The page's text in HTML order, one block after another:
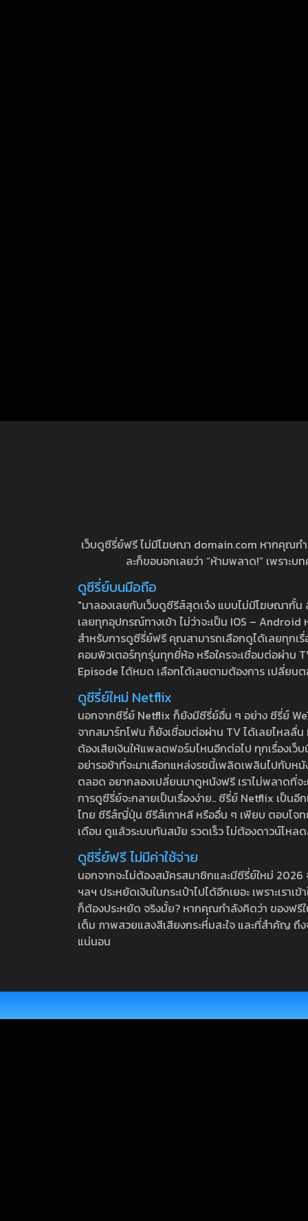
เว็บดูซีรี่ย์ฟรี ไม่มีโฆษณา domain.com หากคุณก
ละก็ขอบอกเลยว่า “ห้ามพลาด!” เพราะ
ดูซีรี่ย์บนมือถือ
"มาลองเลยกับเว็บดูซีรีส์สุดเจ๋ง แบบไม่มีโฆษณากั้
เลยทุกอุปกรณ์ทางเข้า ไม่ว่าจะเป็น IOS –
สำหรับการดูซีรี่ย์ฟรี คุณสามารถเลือกดูได้เลยทุกเ
คอมพิวเตอร์ทุกรุ่นทุกยี่ห้อ หรือใครจะเชื่อมต่อผ่าน
Episode ได้หมด เลือกได้เลยตามต้องการ เปลี่ยน
ดูซีรี่ย์ใหม่ Netflix
นอกจากซีรี่ย์ Netflix ก็ยังมีซีรี่ย์อื่น ๆ อย่าง ซีรี่ย์
จากสมาร์ทโฟน ก็ยังเชื่อมต่อผ่าน TV ได้เลยไหลลื่
ต้องเสียเงินให้แพลตฟอร์มไหนอีกต่อไป ทุกเรื่องเว็
อย่ารอช้าที่จะมาเลือกแหล่งรชนี้เพลิดเพลินไปกับห
ตลอด อยากลองเปลี่ยนมาดูหนังฟรี เราไม่พลาดที่
การดูซีรี่ย์จะกลายเป็นเรื่องง่าย.. ซีรี่ย์ Netflix เป็น
ไทย ซีรีส์ญี่ปุ่น ซีรีส์เกาหลี หรืออื่น ๆ เพียบ ตอบโจท
เดือน ดูแล้วระบบทันสมัย รวดเร็ว ไม่ต้องดาวน์โห
ดูซีรี่ย์ฟรี ไม่มีค่าใช้จ่าย
นอกจากจะไม่ต้องสมัครสมาชิกและมีซีรี่ย์ใหม่
ฯลฯ ประหยัดเงินในกระเป๋าไปได้อีกเยอะ เพราะเร
ก็ต้องประหยัด จริงมั้ย? หากคุณกำลังคิดว่า ของฟ
เต็ม ภาพสวยแสงสีเสียงกระหึ่มสะใจ และที่สำคัญ
แน่นอน